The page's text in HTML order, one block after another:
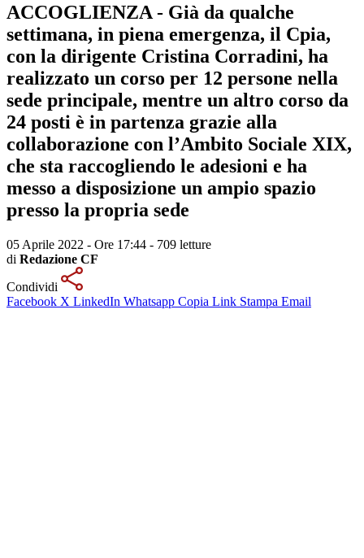
ACCOGLIENZA - Già da qualche
settimana, in piena emergenza, il Cpia,
con la dirigente Cristina Corradini, ha
realizzato un corso per 12 persone nella
sede principale, mentre un altro corso da
24 posti è in partenza grazie alla
collaborazione con l’Ambito Sociale XIX,
che sta raccogliendo le adesioni e ha
messo a disposizione un ampio spazio
presso la propria sede
05 Aprile 2022 - Ore 17:44 - 709 letture
di Redazione CF
Condividi
Facebook X LinkedIn Whatsapp Copia Link Stampa Email